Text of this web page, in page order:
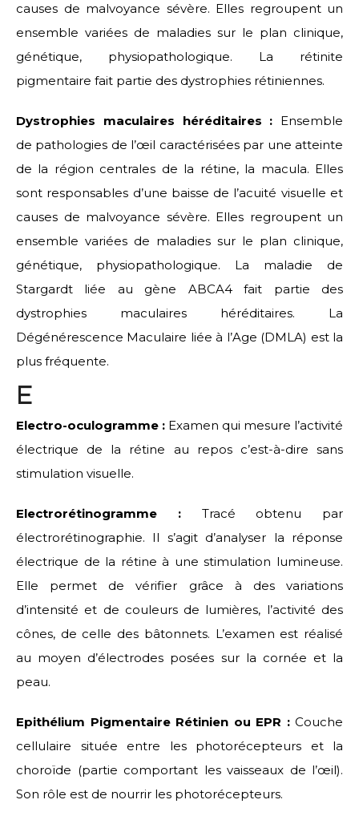
causes de malvoyance sévère. Elles regroupent un
ensemble variées de maladies sur le plan clinique,
génétique, physiopathologique. La rétinite
pigmentaire fait partie des dystrophies rétiniennes.
Dystrophies maculaires héréditaires : Ensemble
de pathologies de l’œil caractérisées par une atteinte
de la région centrales de la rétine, la macula. Elles
sont responsables d’une baisse de l’acuité visuelle et
causes de malvoyance sévère. Elles regroupent un
ensemble variées de maladies sur le plan clinique,
génétique, physiopathologique. La maladie de
Stargardt liée au gène ABCA4 fait partie des
dystrophies maculaires héréditaires. La
Dégénérescence Maculaire liée à l’Age (DMLA) est la
plus fréquente.
E
Electro-oculogramme : Examen qui mesure l’activité
électrique de la rétine au repos c’est-à-dire sans
stimulation visuelle.
Electrorétinogramme :Tracé obtenu par
électrorétinographie. Il s’agit d’analyser la réponse
électrique de la rétine à une stimulation lumineuse.
Elle permet de vérifier grâce à des variations
d’intensité et de couleurs de lumières, l’activité des
cônes, de celle des bâtonnets. L’examen est réalisé
au moyen d’électrodes posées sur la cornée et la
peau.
Epithélium Pigmentaire Rétinien ou EPR :Couche
cellulaire située entre les photorécepteurs et la
choroïde (partie comportant les vaisseaux de l’œil).
Son rôle est de nourrir les photorécepteurs.